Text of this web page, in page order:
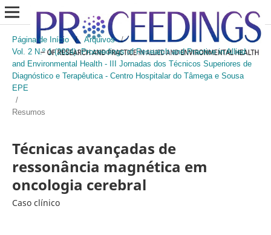
Página de Início / Arquivos
/
Vol. 2 N.º 1 (2024): Proceedings of Research and Practice in Allied
and Environmental Health - III Jornadas dos Técnicos Superiores de
Diagnóstico e Terapêutica - Centro Hospitalar do Tâmega e Sousa
EPE
/
Resumos
Técnicas avançadas de
ressonância magnética em
oncologia cerebral
Caso clínico